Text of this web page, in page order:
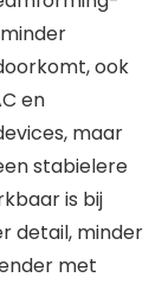
ook
en
maar
stabielere
is bij
detail, minder
met